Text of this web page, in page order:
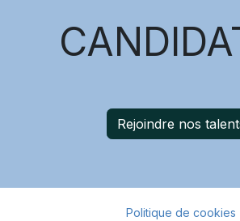
Rejoindre nos
Politique de cookies